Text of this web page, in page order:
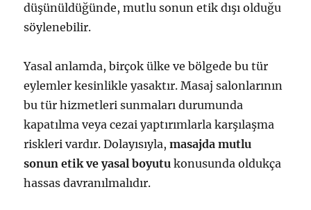
düşünüldüğünde, mutlu sonun etik dışı olduğu
söylenebilir.
Yasal anlamda, birçok ülke ve bölgede bu tür
eylemler kesinlikle yasaktır. Masaj salonlarının
bu tür hizmetleri sunmaları durumunda
kapatılma veya cezai yaptırımlarla karşılaşma
riskleri vardır. Dolayısıyla,masajda mutlu
sonun etik ve yasal boyutu konusunda oldukça
hassas davranılmalıdır.